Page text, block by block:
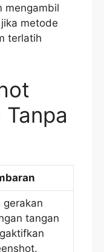
mengambil
metode
terlatih
gerakan
tangan